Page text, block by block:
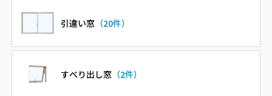
引違い窓 （20件）
すべり出し窓 （2件）